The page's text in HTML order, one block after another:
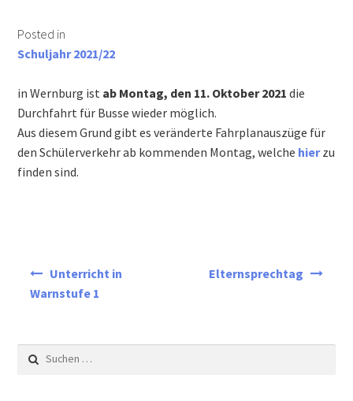
Informationen für Busfahrschüler
Schulsozialarbeit
Schulkonferenz
Lehrer
News
Posted in
Schuljahr 2021/22
in Wernburg ist ab Montag, den 11. Oktober 2021 die
Durchfahrt für Busse wieder möglich.
Aus diesem Grund gibt es veränderte Fahrplanauszüge für
den Schülerverkehr ab kommenden Montag, welche hierzu
finden sind.
Beitragsnavigation
Unterricht in
Warnstufe 1
Elternsprechtag
Suchen
nach: